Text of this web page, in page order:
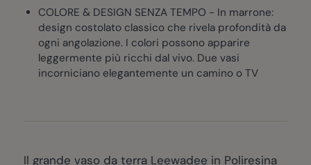
COLORE & DESIGN SENZA TEMPO - In marrone:
design costolato classico che rivela profondità da
ogni angolazione. I colori possono apparire
leggermente più ricchi dal vivo. Due vasi
incorniciano elegantemente un camino o TV
Il grande vaso da terra Leewadee in Poliresina